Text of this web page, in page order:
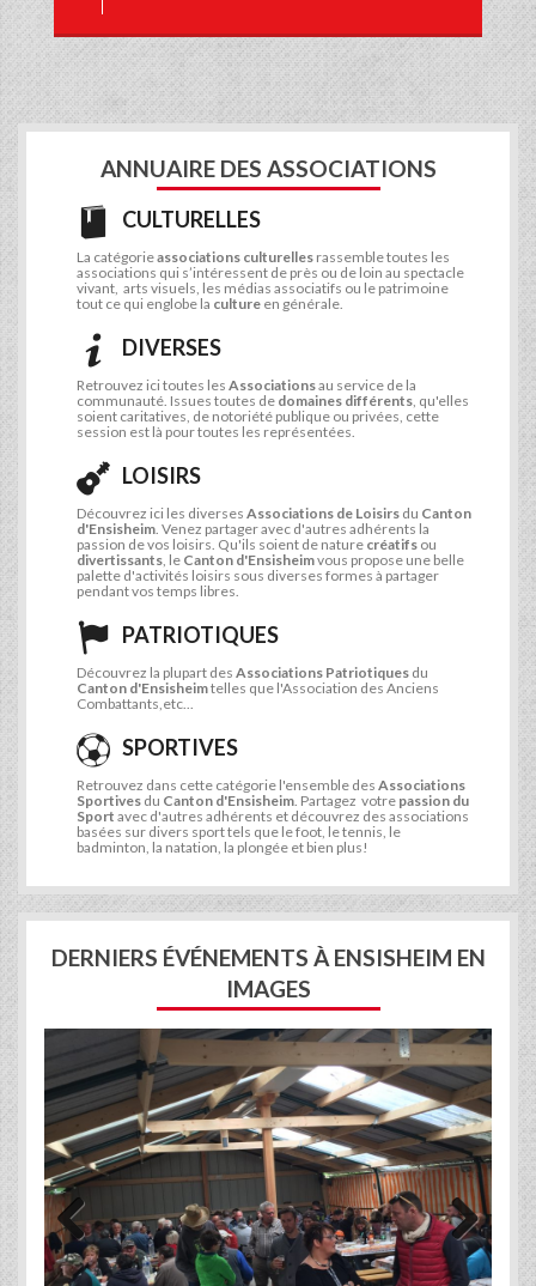
ANNUAIRE DES ASSOCIATIONS
CULTURELLES
La catégorieassociations culturelles rassemble toutes les
associations qui s’intéressent de près ou de loin au spectacle
vivant, arts visuels, les médias associatifs ou le patrimoine
tout ce qui englobe la culture en générale.
DIVERSES
Retrouvez ici toutes les Associationsau service de la
communauté. Issues toutes de domaines différents, qu'elles
soient caritatives, de notoriété publique ou privées, cette
session est là pour toutes les représentées.
LOISIRS
Découvrez ici les diverses Associations de Loisirs du Canton
d'Ensisheim. Venez partager avec d'autres adhérents la
passion de vos loisirs. Qu'ils soient de nature créatifs ou
divertissants, le Canton d'Ensisheimvous propose une belle
palette d'activités loisirs sous diverses formes à partager
pendant vos temps libres.
PATRIOTIQUES
Découvrez la plupart des Associations Patriotiques du
Canton d'Ensisheimtelles que l'Association des Anciens
Combattants,etc...
SPORTIVES
Retrouvez dans cette catégorie l'ensemble des Associations
Sportives du Canton d'Ensisheim. Partagez votre passion du
Sport avec d'autres adhérents et découvrez des associations
basées sur divers sport tels que le foot, le tennis, le
badminton, la natation, la plongée et bien plus!
DERNIERS ÉVÉNEMENTS À ENSISHEIM EN
IMAGES
Previous Next